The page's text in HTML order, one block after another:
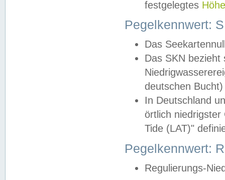
festgelegtes
Pegelkennwert:
Das
Das SKN
deutschen
In Deutschland
örtlich
Tide (LAT)"
Pegelkennwert:
Regulierungs-